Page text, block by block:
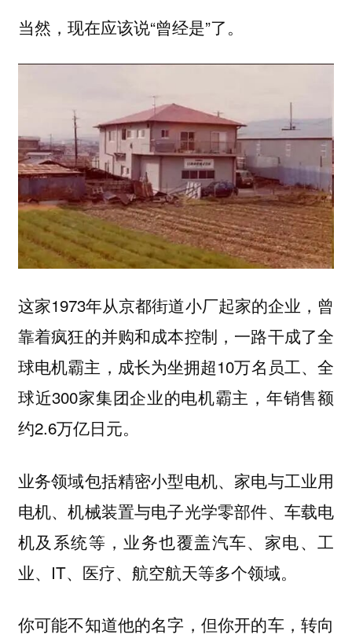
当然，现在应该说“曾经是”了。
这家1973年从京都街道小厂起家的企业，曾
靠着疯狂的并购和成本控制，一路干成了全
球电机霸主，成长为坐拥超10万名员工、全
球近300家集团企业的电机霸主，年销售额
约2.6万亿日元。
业务领域包括精密小型电机、家电与工业用
电机、机械装置与电子光学零部件、车载电
机及系统等，业务也覆盖汽车、家电、工
业、IT、医疗、航空航天等多个领域。
你可能不知道他的名字，但你开的车，转向